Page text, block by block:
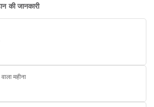
की जानकारी
महीना